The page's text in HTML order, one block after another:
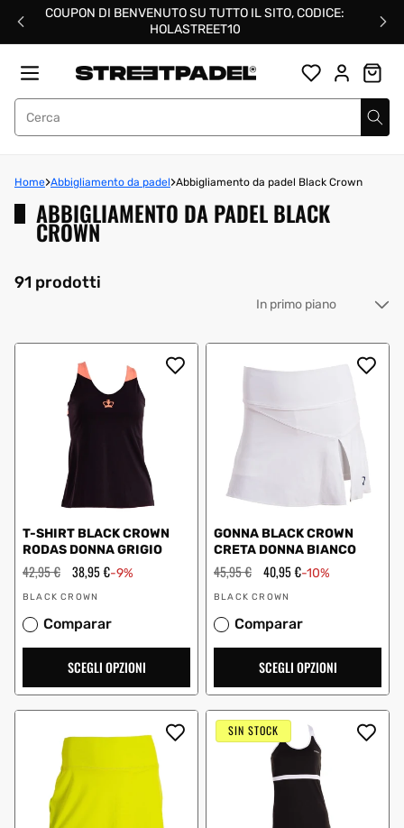
COUPON DI BENVENUTO SU TUTTO IL SITO, CODICE:
HOLASTREET10
Street Padel
Home Abbigliamento da padel Abbigliamento da padel Black Crown
ABBIGLIAMENTO DA PADEL BLACK
CROWN
91 prodotti
T-SHIRT BLACK CROWN
RODAS DONNA GRIGIO
Prezzo
regolare
42,95 € Prezzo
scontato
38,95 €-9%
Fornitore:
BLACK CROWN
Comparar
SCEGLI OPZIONI
GONNA BLACK CROWN
CRETA DONNA BIANCO
Prezzo
regolare
45,95 € Prezzo
scontato
40,95 €-10%
Fornitore:
BLACK CROWN
Comparar
SCEGLI OPZIONI
SIN STOCK